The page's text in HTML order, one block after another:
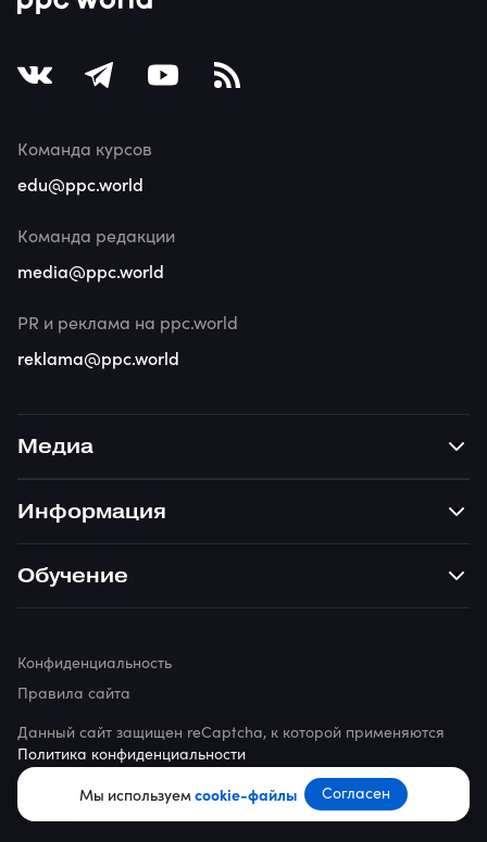
Мы используемcookie-файлы Согласен
Медиа
Информация
Обучение
Команда курсов
edu@ppc.world
Команда редакции
media@ppc.world
PR и реклама на ppc.world
reklama@ppc.world
© 2026 ppc.world
Данный сайт защищен reCaptcha, к которой применяются
Политика конфиденциальности
Конфиденциальность
Правила сайта